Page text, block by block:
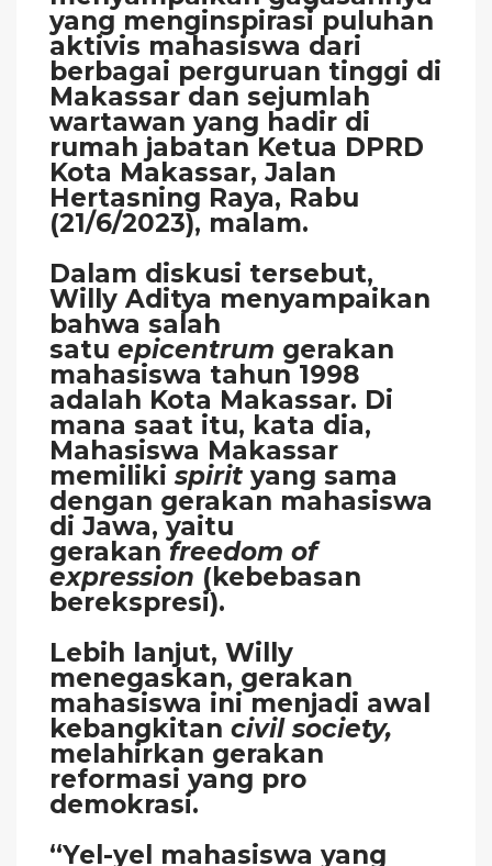
yang menginspirasi puluhan
aktivis mahasiswa dari
berbagai perguruan tinggi di
Makassar dan sejumlah
wartawan yang hadir di
rumah jabatan Ketua DPRD
Kota Makassar, Jalan
Hertasning Raya, Rabu
(21/6/2023), malam.
Dalam diskusi tersebut,
Willy Aditya menyampaikan
bahwa salah
satu epicentrum gerakan
mahasiswa tahun 1998
adalah Kota Makassar. Di
mana saat itu, kata dia,
Mahasiswa Makassar
memilikispirit yang sama
dengan gerakan mahasiswa
di Jawa, yaitu
gerakan freedom of
expression (kebebasan
berekspresi).
Lebih lanjut, Willy
menegaskan, gerakan
mahasiswa ini menjadi awal
kebangkitan civil society,
melahirkan gerakan
reformasi yang pro
demokrasi.
“Yel-yel mahasiswa yang